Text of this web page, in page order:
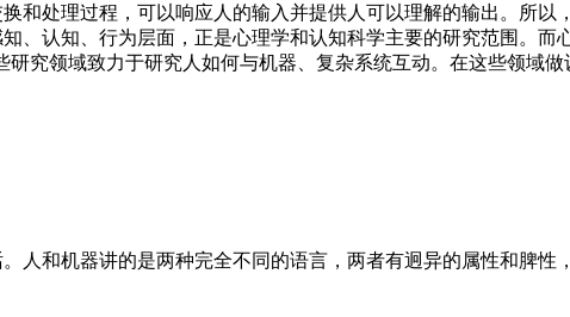
和处理过程，可以响应人的输入并提供人可以理解的输出。所以
、认知、行为层面，正是心理学和认知科学主要的研究范围。而
研究领域致力于研究人如何与机器、复杂系统互动。在这些领域
人和机器讲的是两种完全不同的语言，两者有迥异的属性和脾性